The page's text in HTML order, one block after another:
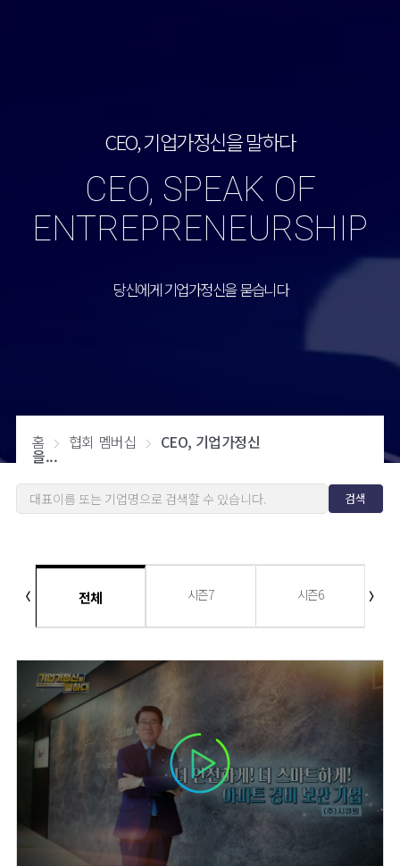
CEO, 기업가정신을 말하다
CEO, SPEAK OF
ENTREPRENEURSHIP
당신에게 기업가정신을 묻습니다
홈 협회 멤버십 CEO, 기업가정신
을...
검색
〈 전체 시즌7 시즌6 〉